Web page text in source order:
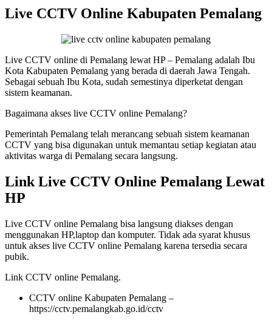
Live CCTV Online Kabupaten Pemalang
Live CCTV online di Pemalang lewat HP – Pemalang adalah Ibu
Kota Kabupaten Pemalang yang berada di daerah Jawa Tengah.
Sebagai sebuah Ibu Kota, sudah semestinya diperketat dengan
sistem keamanan.
Bagaimana akses live CCTV online Pemalang?
Pemerintah Pemalang telah merancang sebuah sistem keamanan
CCTV yang bisa digunakan untuk memantau setiap kegiatan atau
aktivitas warga di Pemalang secara langsung.
Link Live CCTV Online Pemalang Lewat
HP
Live CCTV online Pemalang bisa langsung diakses dengan
menggunakan HP,laptop dan komputer. Tidak ada syarat khusus
untuk akses live CCTV online Pemalang karena tersedia secara
pubik.
Link CCTV online Pemalang.
CCTV online Kabupaten Pemalang –
https://cctv.pemalangkab.go.id/cctv